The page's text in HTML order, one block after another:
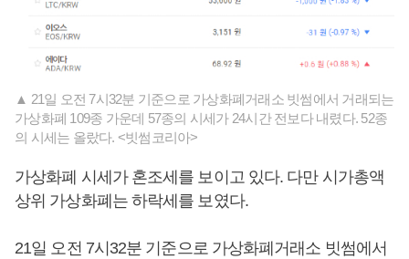
▲ 21일 오전 7시32분 기준으로 가상화폐거래소 빗썸에서 거래되는
가상화폐 109종 가운데 57종의 시세가 24시간 전보다 내렸다. 52종
의 시세는 올랐다. <빗썸코리아>
가상화폐 시세가 혼조세를 보이고 있다. 다만 시가총액
상위 가상화폐는 하락세를 보였다.
21일 오전 7시32분 기준으로 가상화폐거래소 빗썸에서